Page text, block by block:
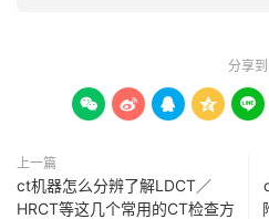
分享到
    
上一篇
ct机器怎么分辨了解LDCT／
HRCT等这几个常用的CT检查方